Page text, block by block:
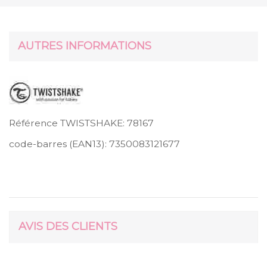
AUTRES INFORMATIONS
Référence TWISTSHAKE: 78167
code-barres (EAN13): 7350083121677
AVIS DES CLIENTS